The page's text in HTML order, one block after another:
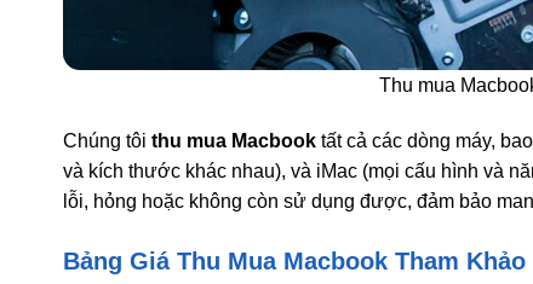
Thu mua
Chúng tôi thu mua Macbook tất cả các dòng máy,
và kích thước khác nhau), và iMac (mọi cấu hình và
lỗi, hỏng hoặc không còn sử dụng được, đảm bảo
Bảng Giá Thu Mua Macbook Tham Khảo